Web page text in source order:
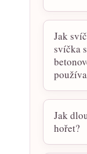
Jak
svíčka
Jak
hořet?